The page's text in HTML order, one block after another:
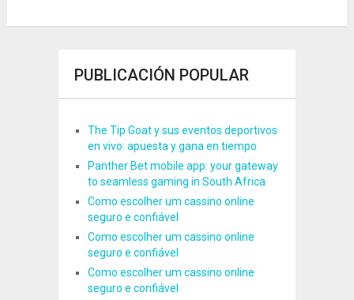
PUBLICACIÓN POPULAR
The Tip Goat y sus eventos deportivos
en vivo: apuesta y gana en tiempo
Panther Bet mobile app: your gateway
to seamless gaming in South Africa
Como escolher um cassino online
seguro e confiável
Como escolher um cassino online
seguro e confiável
Como escolher um cassino online
seguro e confiável